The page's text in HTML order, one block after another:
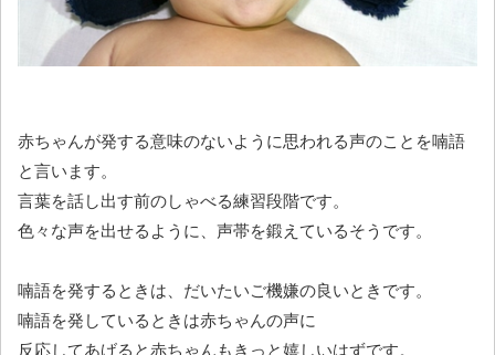
赤ちゃんが発する意味のないように思われる声のことを喃語
と言います。
言葉を話し出す前のしゃべる練習段階です。
色々な声を出せるように、声帯を鍛えているそうです。
喃語を発するときは、だいたいご機嫌の良いときです。
喃語を発しているときは赤ちゃんの声に
反応してあげると赤ちゃんもきっと嬉しいはずです。